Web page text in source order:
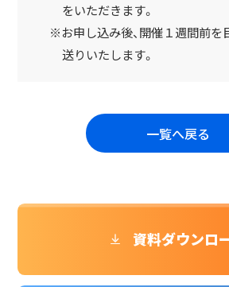
をいただきます。
※お申し込み後、開催１週間前を
送りいたします。
一覧へ戻る
資料ダウンロ